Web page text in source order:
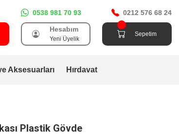
0538 981 70 93 0212 576 68 24
Hesabım
Yeni Üyelik
Sepetim
Aksesuarları Hırdavat
Plastik Gövde